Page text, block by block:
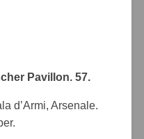
Pavillon. 57.
d’Armi, Arsenale.